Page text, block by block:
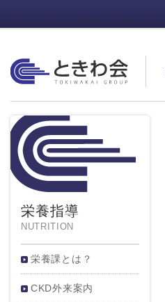
栄養指導
NUTRITION
栄養課とは？
CKD外来案内